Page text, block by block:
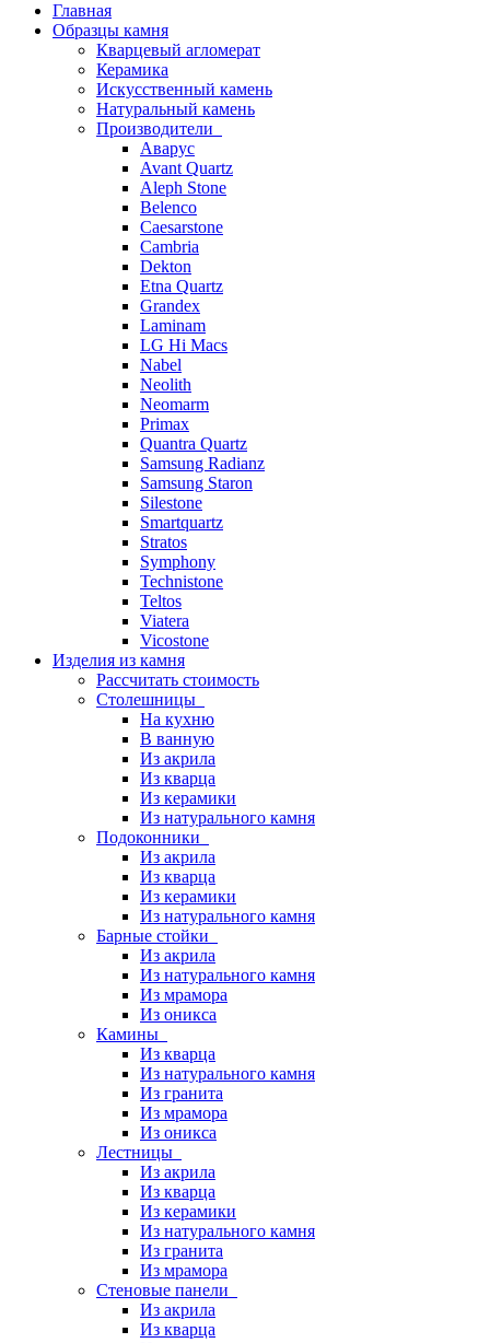
Главная
Образцы камня
Кварцевый агломерат
Керамика
Искусственный камень
Натуральный камень
Производители
Аварус
Avant Quartz
Aleph Stone
Belenco
Caesarstone
Cambria
Dekton
Etna Quartz
Grandex
Laminam
LG Hi Macs
Nabel
Neolith
Neomarm
Primax
Quantra Quartz
Samsung Radianz
Samsung Staron
Silestone
Smartquartz
Stratos
Symphony
Technistone
Teltos
Viatera
Vicostone
Изделия из камня
Рассчитать стоимость
Столешницы
На кухню
В ванную
Из акрила
Из кварца
Из керамики
Из натурального камня
Подоконники
Из акрила
Из кварца
Из керамики
Из натурального камня
Барные стойки
Из акрила
Из натурального камня
Из мрамора
Из оникса
Камины
Из кварца
Из натурального камня
Из гранита
Из мрамора
Из оникса
Лестницы
Из акрила
Из кварца
Из керамики
Из натурального камня
Из гранита
Из мрамора
Стеновые панели
Из акрила
Из кварца